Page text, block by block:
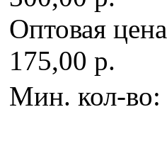
Оптовая цена
175,00 р.
Мин. кол-во: